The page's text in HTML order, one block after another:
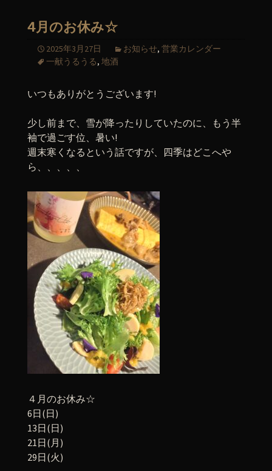
4月のお休み☆
2025年3月27日 お知らせ, 営業カレンダー
一献うるうる, 地酒
いつもありがとうございます!
少し前まで、雪が降ったりしていたのに、もう半
袖で過ごす位、暑い!
週末寒くなるという話ですが、四季はどこへや
ら、、、、、
４月のお休み☆
6日(日)
13日(日)
21日(月)
29日(火)